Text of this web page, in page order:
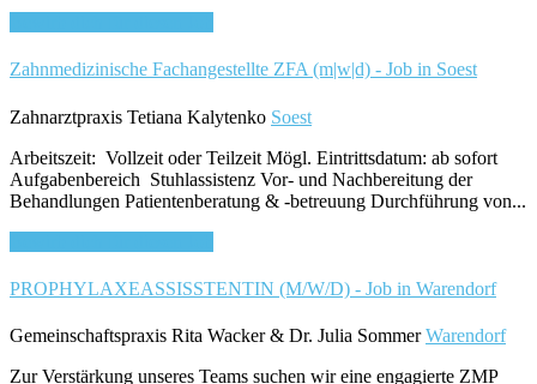
Zahnmedizinische Fachangestellte ZFA (m|w|d) - Job in Soest
Zahnarztpraxis Tetiana Kalytenko Soest
Arbeitszeit: Vollzeit oder Teilzeit Mögl. Eintrittsdatum: ab sofort
Aufgabenbereich Stuhlassistenz Vor- und Nachbereitung der
Behandlungen Patientenberatung & -betreuung Durchführung von...
PROPHYLAXEASSISSTENTIN (M/W/D) - Job in Warendorf
Gemeinschaftspraxis Rita Wacker & Dr. Julia Sommer Warendorf
Zur Verstärkung unseres Teams suchen wir eine engagierte ZMP